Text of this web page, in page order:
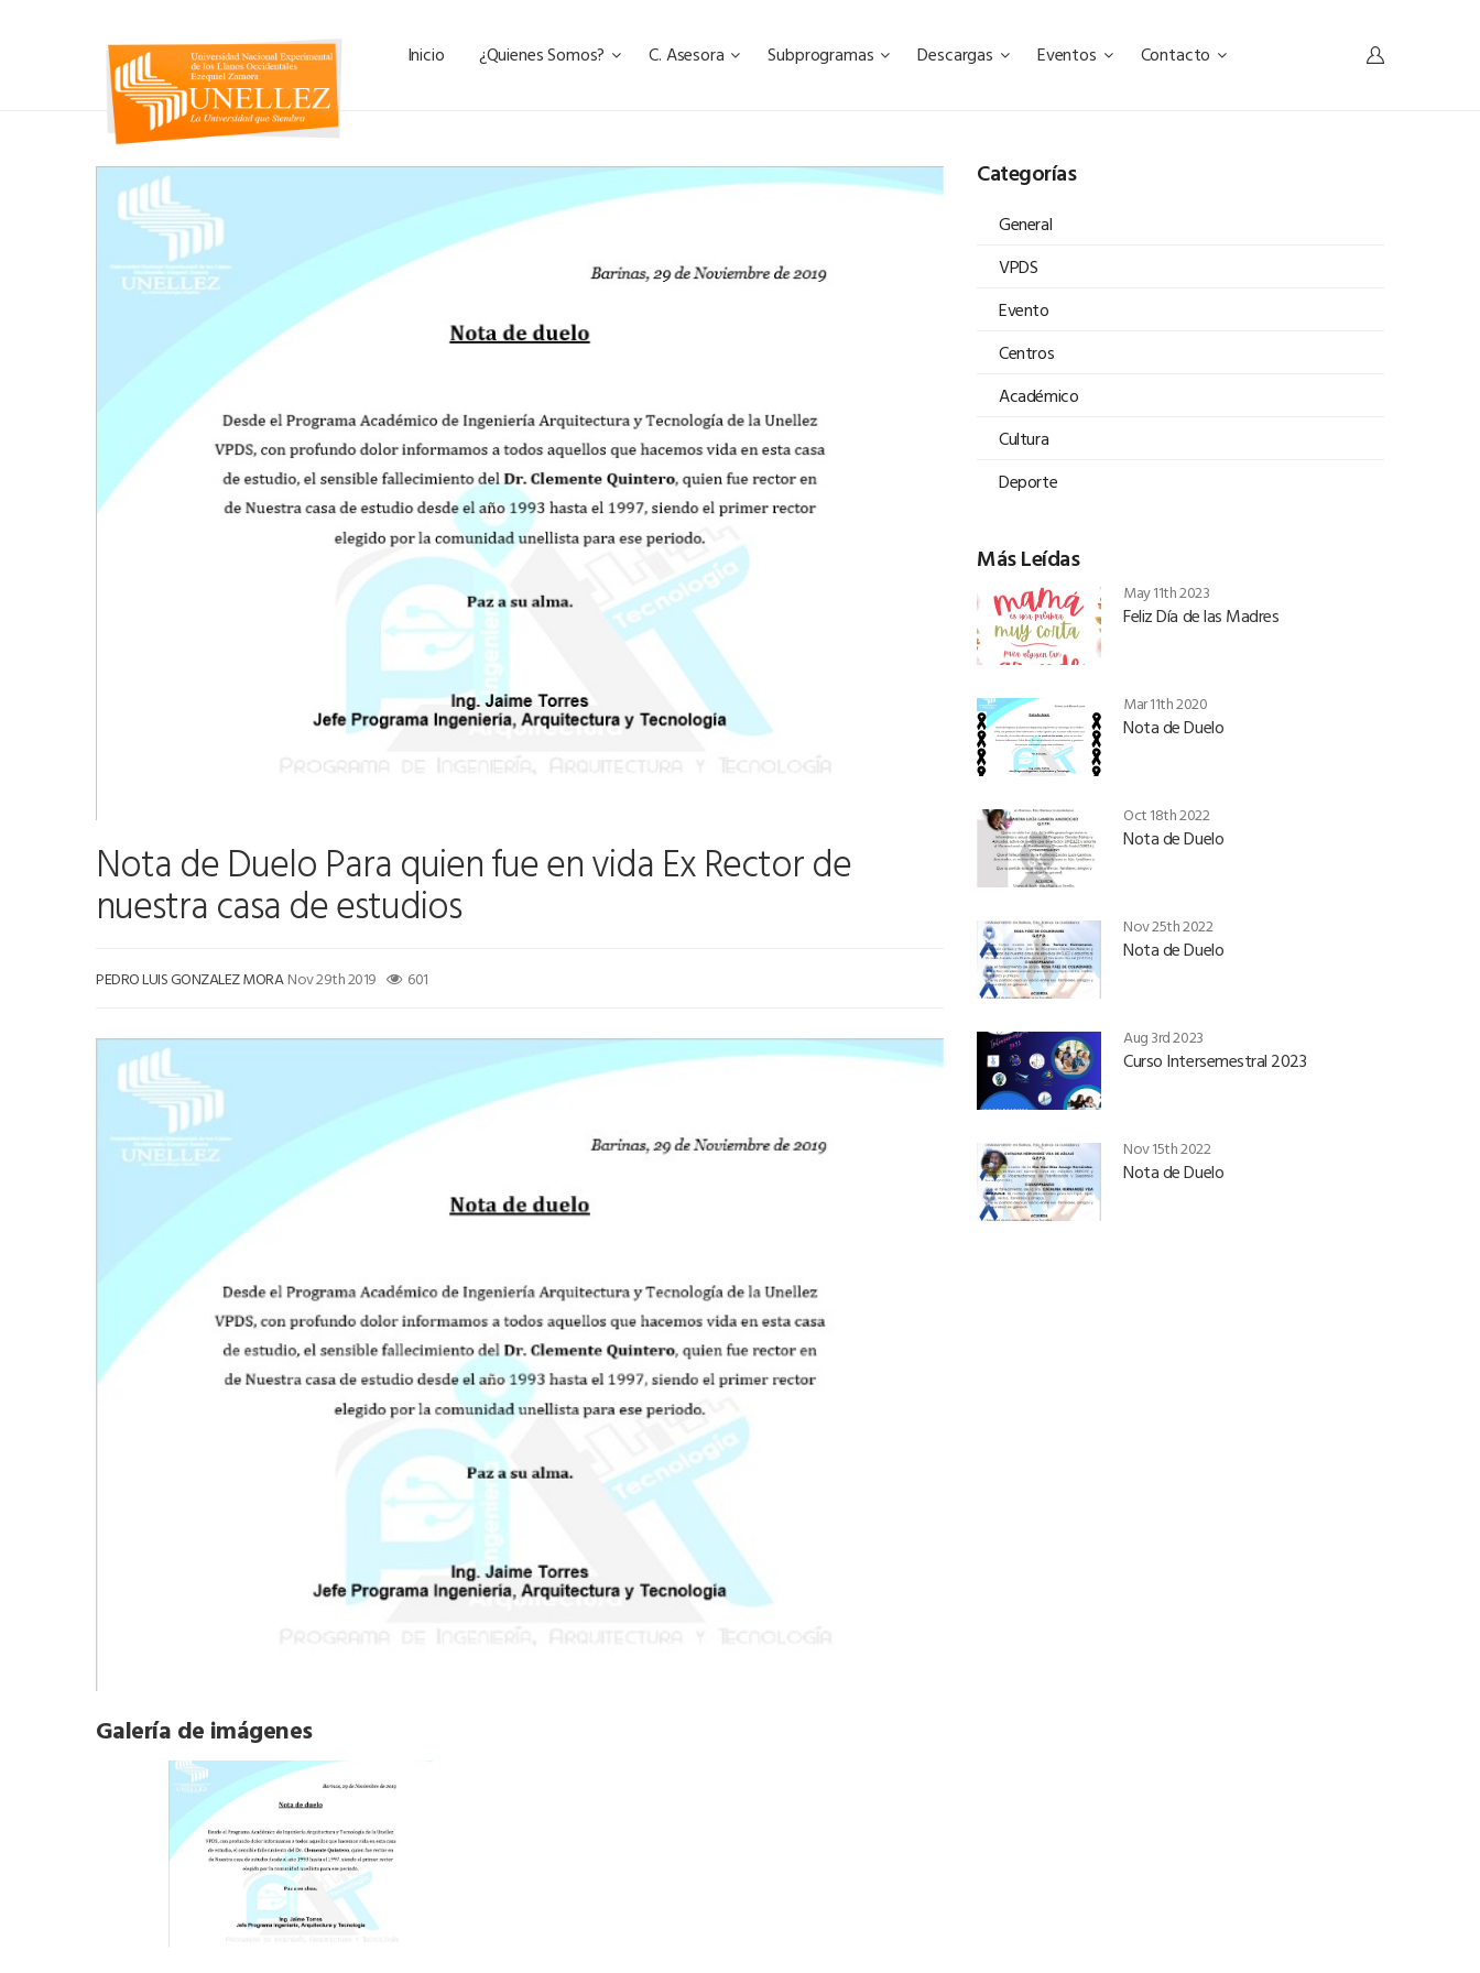
Inicio ¿Quienes Somos? C. Asesora Subprogramas Descargas Eventos Contacto
Nota de Duelo Para quien fue en vida Ex Rector de
nuestra casa de estudios
PEDRO LUIS GONZALEZ MORA Nov 29th 2019 601
Galería de imágenes
Categorías
General
VPDS
Evento
Centros
Académico
Cultura
Deporte
Más Leídas
May 11th 2023
Feliz Día de las Madres
Mar 11th 2020
Nota de Duelo
Oct 18th 2022
Nota de Duelo
Nov 25th 2022
Nota de Duelo
Aug 3rd 2023
Curso Intersemestral 2023
Nov 15th 2022
Nota de Duelo